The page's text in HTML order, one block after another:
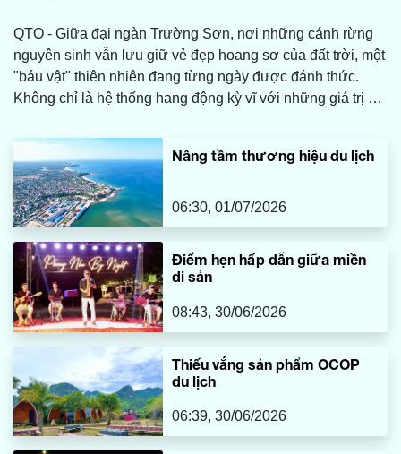
QTO - Giữa đại ngàn Trường Sơn, nơi những cánh rừng
nguyên sinh vẫn lưu giữ vẻ đẹp hoang sơ của đất trời, một
"báu vật" thiên nhiên đang từng ngày được đánh thức.
Không chỉ là hệ thống hang động kỳ vĩ với những giá trị địa
chuyện về sự đổi thay trong cách ứng xử với rừng.
Nâng tầm thương hiệu du lịch
06:30, 01/07/2026
Điểm hẹn hấp dẫn giữa miền
di sản
08:43, 30/06/2026
Thiếu vắng sản phẩm OCOP
du lịch
06:39, 30/06/2026